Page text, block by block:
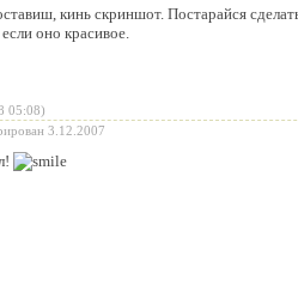
кинь скриншот. Постарайся
оно красивое.
05:08)
3.12.2007